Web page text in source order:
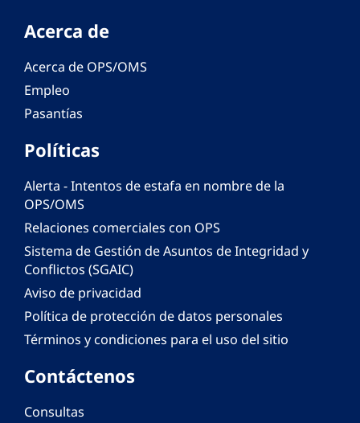
Acerca de
Acerca de OPS/OMS
Empleo
Pasantías
Políticas
Alerta - Intentos de estafa en nombre de la
OPS/OMS
Relaciones comerciales con OPS
Sistema de Gestión de Asuntos de Integridad y
Conflictos (SGAIC)
Aviso de privacidad
Política de protección de datos personales
Términos y condiciones para el uso del sitio
Contáctenos
Consultas